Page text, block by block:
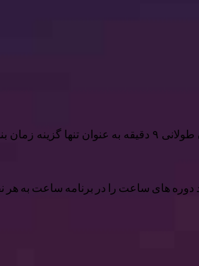
اگر شما مانند من به تنظیم چندین زنگ هشدارها در صبح اعتماد دارید ، می دانید که برنامه